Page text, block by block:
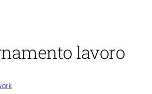
lavoro